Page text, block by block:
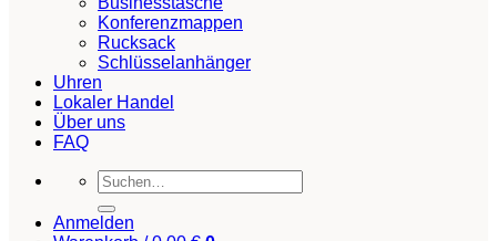
Konferenzmappen
Rucksack
Schlüsselanhänger
Uhren
Lokaler Handel
Über uns
FAQ
Suchen
nach:
Anmelden